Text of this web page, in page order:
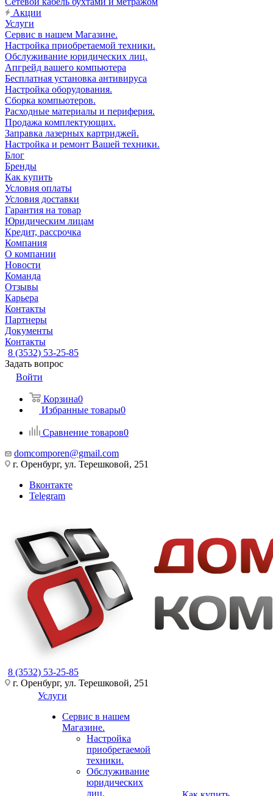
Акции
Услуги
Сервис в нашем Магазине.
Настройка приобретаемой техники.
Обслуживание юридических лиц.
Апгрейд вашего компьютера
Бесплатная установка антивируса
Настройка оборудования.
Сборка компьютеров.
Расходные материалы и периферия.
Продажа комплектующих.
Заправка лазерных картриджей.
Настройка и ремонт Вашей техники.
Блог
Бренды
Как купить
Условия оплаты
Условия доставки
Гарантия на товар
Юридическим лицам
Кредит, рассрочка
Компания
О компании
Новости
Команда
Отзывы
Карьера
Контакты
Партнеры
Документы
Контакты
8 (3532) 53-25-85
Задать вопрос
Войти
Корзина0
Избранные товары0
Сравнение товаров0
domcomporen@gmail.com
г. Оренбург, ул. Терешковой, 251
Вконтакте
Telegram
8 (3532) 53-25-85
г. Оренбург, ул. Терешковой, 251
Услуги
Сервис в нашем
Магазине.
Настройка
приобретаемой
техники.
Обслуживание
юридических
лиц.